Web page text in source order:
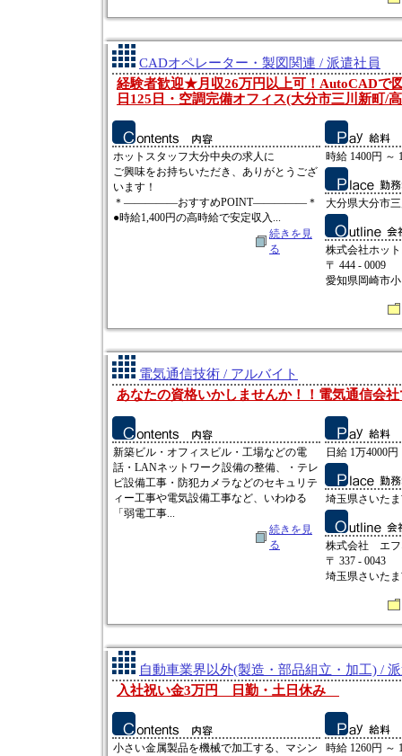
CADオペレーター・製図関連 / 派遣社員
経験者歓迎★月収26万円以上可！AutoCADで
日125日・空調完備オフィス(大分市三川新町/
ホットスタッフ大分中央の求人に
ご興味をお持ちいただき、ありがとうござ
います！
＊―――――おすすめPOINT―――――＊
●時給1,400円の高時給で安定収入...
続きを見
る
時給 1400円 ～
大分県大分市
株式会社ホッ
〒 444 - 0009
愛知県岡崎市
電気通信技術 / アルバイト
あなたの資格いかしませんか！！電気通信会
新築ビル・オフィスビル・工場などの電
話・LANネットワーク設備の整備、・テレ
ビ設備工事・防犯カメラなどのセキュリテ
ィー工事や電気設備工事など、いわゆる
「弱電工事...
続きを見
る
日給 1万4000
埼玉県さいた
株式会社 エフ
〒 337 - 0043
埼玉県さいた
自動車業界以外(製造・部品組立・加工) /
入社祝い金3万円 日勤・土日休み
小さい金属製品を機械で加工する、マシン
時給 1260円 ～